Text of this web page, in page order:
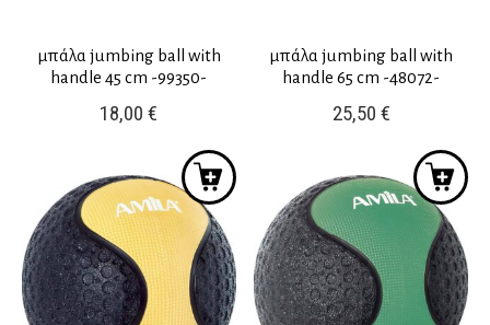
μπάλα jumbing ball with
handle 45 cm -99350-
18,00€
μπάλα jumbing ball with
handle 65 cm -48072-
25,50 €